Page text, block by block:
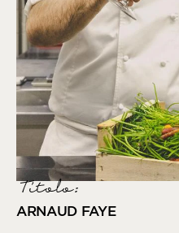
Titolo:
ARNAUD FAYE